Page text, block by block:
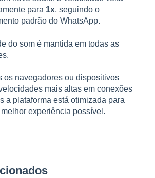
para 1x, seguindo o
padrão do WhatsApp.
do som é mantida em todas as
os navegadores ou dispositivos
mais altas em conexões
a plataforma está otimizada para
experiência possível.